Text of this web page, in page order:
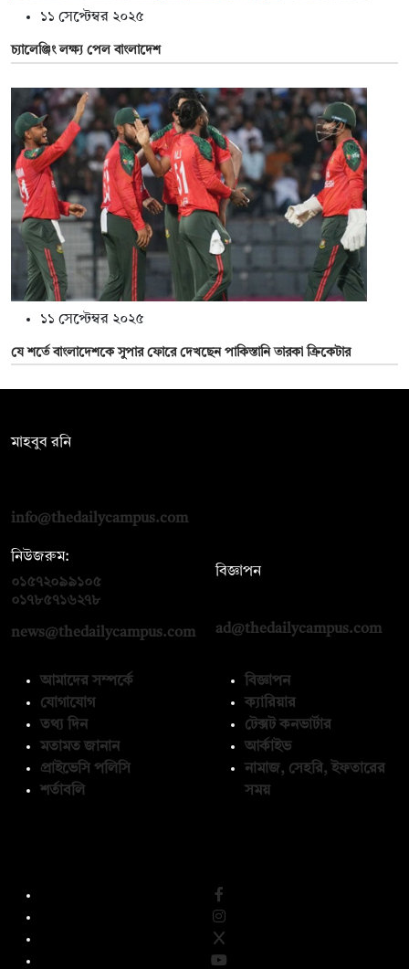
১১ সেপ্টেম্বর ২০২৫
চ্যালেঞ্জিং লক্ষ্য পেল বাংলাদেশ
১১ সেপ্টেম্বর ২০২৫
যে শর্তে বাংলাদেশকে সুপার ফোরে দেখছেন পাকিস্তানি তারকা ক্রিকেটার
মাহবুব রনি
info@thedailycampus.com
নিউজরুম:
০১৫৭২০৯৯১০৫
০১৭৮৫৭১৬২৭৮
news@thedailycampus.com
বিজ্ঞাপন
ad@thedailycampus.com
আমাদের সম্পর্কে
যোগাযোগ
তথ্য দিন
মতামত জানান
প্রাইভেসি পলিসি
শর্তাবলি
বিজ্ঞাপন
ক্যারিয়ার
টেক্সট কনভার্টার
আর্কাইভ
নামাজ, সেহরি, ইফতারের
সময়